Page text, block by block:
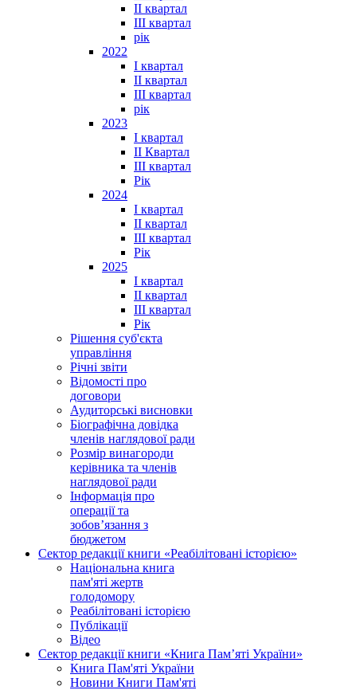
II квартал
III квартал
рік
2022
I квартал
II квартал
ІІІ квартал
рік
2023
І квартал
ІІ Квартал
III квартал
Рік
2024
I квартал
II квартал
III квартал
Рік
2025
I квартал
II квартал
III квартал
Рік
Рішення суб'єкта
управління
Річні звіти
Відомості про
договори
Аудиторські висновки
Біографічна довідка
членів наглядової ради
Розмір винагороди
керівника та членів
наглядової ради
Інформація про
операції та
зобов’язання з
бюджетом
Сектор редакції книги «Реабілітовані історією»
Національна книга
пам'яті жертв
голодомору
Реабілітовані історією
Публікації
Відео
Сектор редакції книги «Книга Пам’яті України»
Книга Пам'яті України
Новини Книги Пам'яті